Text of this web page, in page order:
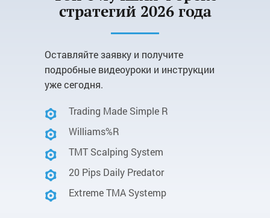
стратегий 2026 года
Оставляйте заявку и получите
подробные видеоуроки и инструкции
уже сегодня.
Trading Made Simple R
Williams%R
TMT Scalping System
20 Pips Daily Predator
Extreme TMA Systemр